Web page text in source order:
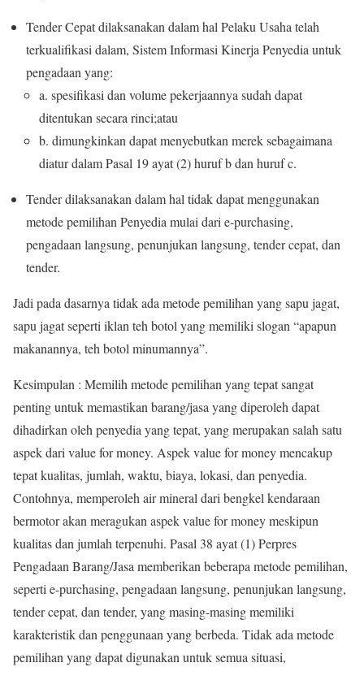
Tender Cepat dilaksanakan dalam hal Pelaku Usaha telah
terkualifikasi dalam, Sistem Informasi Kinerja Penyedia untuk
pengadaan yang:
a. spesifikasi dan volume pekerjaannya sudah dapat
ditentukan secara rinci;atau
b. dimungkinkan dapat menyebutkan merek sebagaimana
diatur dalam Pasal 19 ayat (2) huruf b dan huruf c.
Tender dilaksanakan dalam hal tidak dapat menggunakan
metode pemilihan Penyedia mulai dari e-purchasing,
pengadaan langsung, penunjukan langsung, tender cepat, dan
tender.
Jadi pada dasarnya tidak ada metode pemilihan yang sapu jagat,
sapu jagat seperti iklan teh botol yang memiliki slogan “apapun
makanannya, teh botol minumannya”.
Kesimpulan : Memilih metode pemilihan yang tepat sangat
penting untuk memastikan barang/jasa yang diperoleh dapat
dihadirkan oleh penyedia yang tepat, yang merupakan salah satu
aspek dari value for money. Aspek value for money mencakup
tepat kualitas, jumlah, waktu, biaya, lokasi, dan penyedia.
Contohnya, memperoleh air mineral dari bengkel kendaraan
bermotor akan meragukan aspek value for money meskipun
kualitas dan jumlah terpenuhi. Pasal 38 ayat (1) Perpres
Pengadaan Barang/Jasa memberikan beberapa metode pemilihan,
seperti e-purchasing, pengadaan langsung, penunjukan langsung,
tender cepat, dan tender, yang masing-masing memiliki
karakteristik dan penggunaan yang berbeda. Tidak ada metode
pemilihan yang dapat digunakan untuk semua situasi,